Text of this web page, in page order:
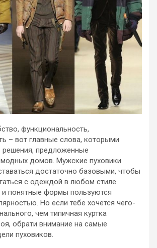
функциональность,
– вот главные слова, которыми
предложенные
домов. Мужские пуховики
достаточно базовыми, чтобы
с одеждой в любом стиле.
понятные формы пользуются
Но если тебе хочется чего-
чем типичная куртка
обрати внимание на самые
пуховиков.